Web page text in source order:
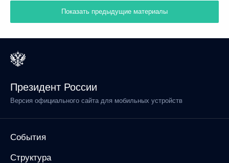
Показать предыдущие материалы
Президент России
Версия официального сайта для мобильных устройств
События
Структура